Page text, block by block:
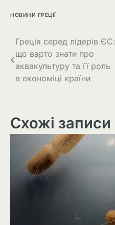
НОВИНИ ГРЕЦІЇ
Греція серед лідерів ЄС:
що варто знати про
аквакультуру та її роль
в економіці країни
Схожі записи